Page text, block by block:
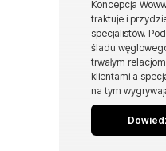
Koncepcja
traktuje i
specjalistów.
śladu
trwałym
klientami a
na tym